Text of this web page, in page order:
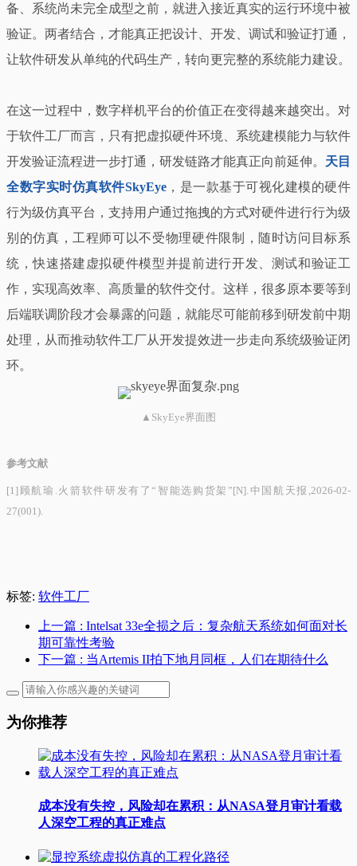
备、系统尚未完全成型之前，就进入接近真实的运行环境中被
验证。两者结合，才能真正把设计、开发、调试和验证打通，
让软件研发从单纯的代码生产，转向更完整的系统能力建设。
在这一过程中，数字样机平台的价值正在变得越来越突出。对
于软件工厂而言，只有把虚拟硬件环境、系统建模能力与软件
开发验证流程进一步打通，研发链路才能真正向前延伸。 天目
全数字实时仿真软件SkyEye，是一款基于可视化建模的硬件
行为级仿真平台，支持用户通过拖拽的方式对硬件进行行为级
别的仿真，工程师可以不受物理硬件限制，随时访问目标系
统，快速搭建虚拟硬件模型并提前进行开发、测试和验证工
作，实现高效率、高质量的软件交付。这样，很多原本要等到
后端联调阶段才会暴露的问题，就能尽可能前移到研发前中期
处理，从而推动软件工厂从开发提效进一步走向系统级验证闭
环。
▲SkyEye界面图
参考文献
[1]顾航瑜.火箭软件研发有了“智能选购货架”[N].中国航天报,2026-02-
27(001).
标签: 软件工厂
上一篇 : Intelsat 33e全损之后：复杂航天系统如何面对长
期可靠性考验
下一篇 : 当Artemis II拍下地月同框，人们在期待什么
为你推荐
成本没有失控，风险却在累积：从NASA登月审计看载
人深空工程的真正难点